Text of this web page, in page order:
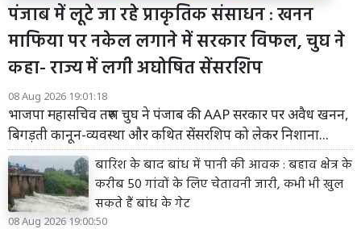
पंजाब में लूटे जा रहे प्राकृतिक संसाधन : खनन
माफिया पर नकेल लगाने में सरकार विफल, चुघ ने
कहा- राज्य में लगी अघोषित सेंसरशिप
08 Aug 2026 19:01:18
भाजपा महासचिव तरुण चुघ ने पंजाब की AAP सरकार पर अवैध खनन,
बिगड़ती कानून-व्यवस्था और कथित सेंसरशिप को लेकर निशाना...
बारिश के बाद बांध में पानी की आवक : बहाव क्षेत्र के
करीब 50 गांवों के लिए चेतावनी जारी, कभी भी खुल
सकते हैं बांध के गेट
08 Aug 2026 19:00:50